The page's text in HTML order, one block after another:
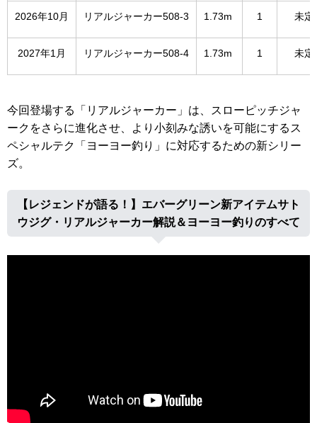
2026年10月 リアルジャーカー508-3 1.73m 1 未定
2027年1月 リアルジャーカー508-4 1.73m 1 未定
今回登場する「リアルジャーカー」は、スローピッチジャ
ークをさらに進化させ、より小刻みな誘いを可能にするス
ペシャルテク「ヨーヨー釣り」に対応するための新シリー
ズ。
【レジェンドが語る！】エバーグリーン新アイテムサト
ウジグ・リアルジャーカー解説＆ヨーヨー釣りのすべて